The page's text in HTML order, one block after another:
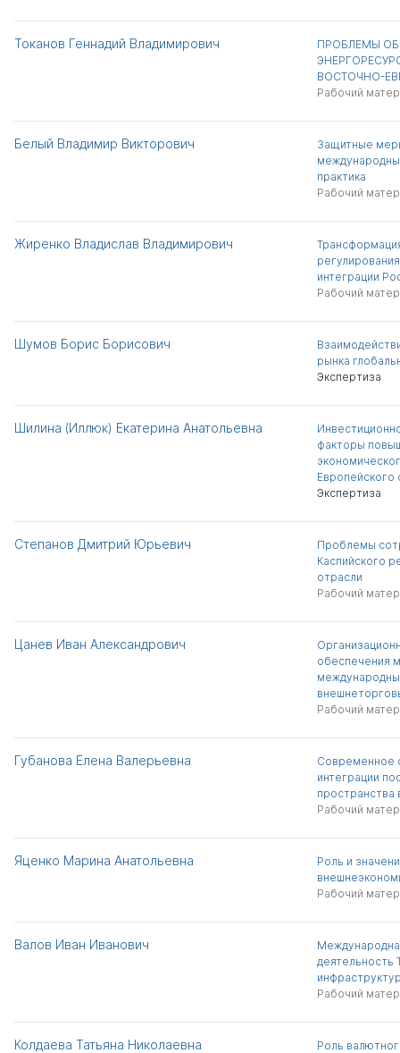
Токанов Геннадий Владимирович
ПРОБЛЕМЫ
ВОСТОЧНО-
Рабочий
Белый Владимир Викторович
Защитные
практика
Рабочий
Жиренко Владислав Владимирович
интеграции
Рабочий
Шумов Борис Борисович
рынка
Экспертиза
Шилина (Иллюк) Екатерина Анатольевна
факторы
Европейского
Экспертиза
Степанов Дмитрий Юрьевич
Проблемы
Каспийского
отрасли
Рабочий
Цанев Иван Александрович
обеспечения
Рабочий
Губанова Елена Валерьевна
Современное
интеграции
пространства
Рабочий
Яценко Марина Анатольевна
Роль и
Рабочий
Валов Иван Иванович
деятельность
Рабочий
Колдаева Татьяна Николаевна
Роль